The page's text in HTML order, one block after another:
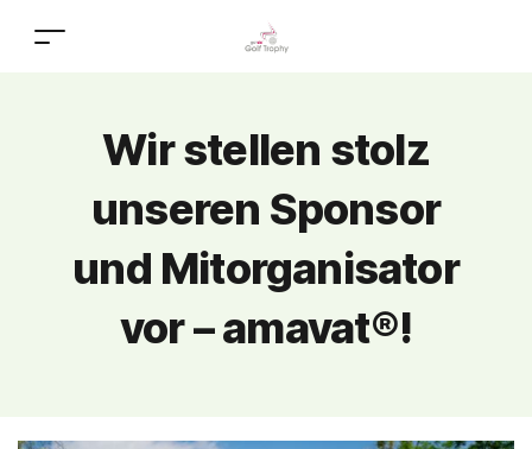
Wir stellen stolz
unseren Sponsor
und Mitorganisator
vor – amavat®!